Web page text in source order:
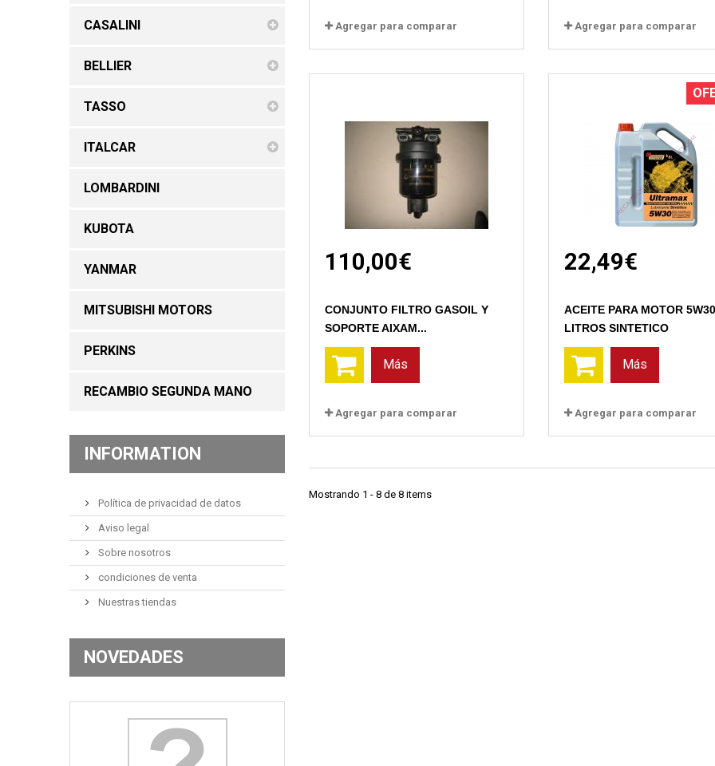
CASALINI
BELLIER
TASSO
ITALCAR
LOMBARDINI
KUBOTA
YANMAR
MITSUBISHI MOTORS
PERKINS
RECAMBIO SEGUNDA MANO
INFORMATION
Política de privacidad de datos
Aviso legal
Sobre nosotros
condiciones de venta
Nuestras tiendas
NOVEDADES
Agregar para comparar Agregar para comparar
110,00€
CONJUNTO FILTRO GASOIL Y
SOPORTE AIXAM...
Más
Agregar para comparar
22,49€
ACEITE PARA MOTOR
LITROS SINTETICO
Más
Agregar para comparar
Mostrando 1 - 8 de 8 items